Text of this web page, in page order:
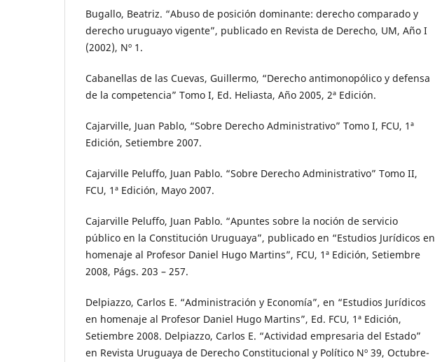
Bugallo, Beatriz. “Abuso de posición dominante: derecho comparado y
derecho uruguayo vigente”, publicado en Revista de Derecho, UM, Año I
(2002), Nº 1.
Cabanellas de las Cuevas, Guillermo, “Derecho antimonopólico y defensa
de la competencia” Tomo I, Ed. Heliasta, Año 2005, 2ª Edición.
Cajarville, Juan Pablo, “Sobre Derecho Administrativo” Tomo I, FCU, 1ª
Edición, Setiembre 2007.
Cajarville Peluffo, Juan Pablo. “Sobre Derecho Administrativo” Tomo II,
FCU, 1ª Edición, Mayo 2007.
Cajarville Peluffo, Juan Pablo. “Apuntes sobre la noción de servicio
público en la Constitución Uruguaya”, publicado en “Estudios Jurídicos en
homenaje al Profesor Daniel Hugo Martins”, FCU, 1ª Edición, Setiembre
2008, Págs. 203 – 257.
Delpiazzo, Carlos E. “Administración y Economía”, en “Estudios Jurídicos
en homenaje al Profesor Daniel Hugo Martins”, Ed. FCU, 1ª Edición,
Setiembre 2008. Delpiazzo, Carlos E. “Actividad empresaria del Estado”
en Revista Uruguaya de Derecho Constitucional y Político Nº 39, Octubre-